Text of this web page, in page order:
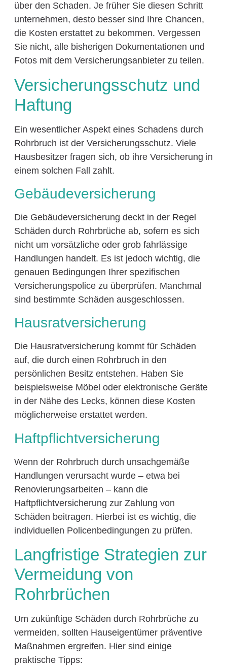
über den Schaden. Je früher Sie diesen Schritt
unternehmen, desto besser sind Ihre Chancen,
die Kosten erstattet zu bekommen. Vergessen
Sie nicht, alle bisherigen Dokumentationen und
Fotos mit dem Versicherungsanbieter zu teilen.
Versicherungsschutz und
Haftung
Ein wesentlicher Aspekt eines Schadens durch
Rohrbruch ist der Versicherungsschutz. Viele
Hausbesitzer fragen sich, ob ihre Versicherung in
einem solchen Fall zahlt.
Gebäudeversicherung
Die Gebäudeversicherung deckt in der Regel
Schäden durch Rohrbrüche ab, sofern es sich
nicht um vorsätzliche oder grob fahrlässige
Handlungen handelt. Es ist jedoch wichtig, die
genauen Bedingungen Ihrer spezifischen
Versicherungspolice zu überprüfen. Manchmal
sind bestimmte Schäden ausgeschlossen.
Hausratversicherung
Die Hausratversicherung kommt für Schäden
auf, die durch einen Rohrbruch in den
persönlichen Besitz entstehen. Haben Sie
beispielsweise Möbel oder elektronische Geräte
in der Nähe des Lecks, können diese Kosten
möglicherweise erstattet werden.
Haftpflichtversicherung
Wenn der Rohrbruch durch unsachgemäße
Handlungen verursacht wurde – etwa bei
Renovierungsarbeiten – kann die
Haftpflichtversicherung zur Zahlung von
Schäden beitragen. Hierbei ist es wichtig, die
individuellen Policenbedingungen zu prüfen.
Langfristige Strategien zur
Vermeidung von
Rohrbrüchen
Um zukünftige Schäden durch Rohrbrüche zu
vermeiden, sollten Hauseigentümer präventive
Maßnahmen ergreifen. Hier sind einige
praktische Tipps: